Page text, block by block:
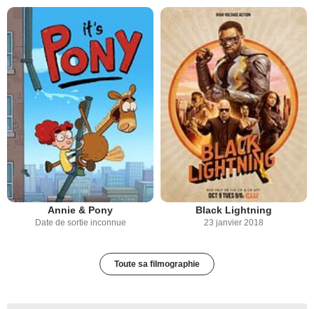
Annie & Pony
Date de sortie inconnue
Black Lightning
23 janvier 2018
Toute sa filmographie